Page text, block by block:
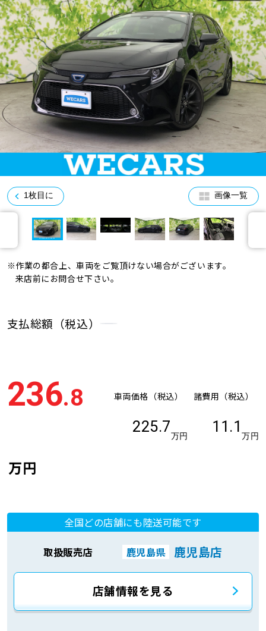
企業情報 採用情報
0120-733-500
1枚目に 画像一覧
※作業の都合上、車両をご覧頂けない場合がございます。
来店前にお問合せ下さい。
支払総額（税込）
236.8
万円
車両価格（税込）
225.7
万円
諸費用（税込）
11.1
万円
全国どの店舗にも陸送可能です
取扱販売店 鹿児島県 鹿児島店
店舗情報を見る